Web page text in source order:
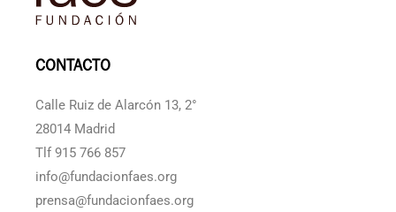
CONTACTO
Calle Ruiz de Alarcón 13, 2°
28014 Madrid
Tlf 915 766 857
info@fundacionfaes.org
prensa@fundacionfaes.org